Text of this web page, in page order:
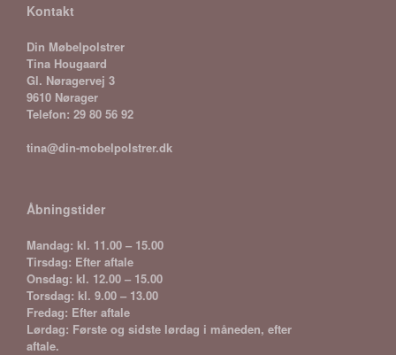
Kontakt
Din Møbelpolstrer
Tina Hougaard
Gl. Nøragervej 3
9610 Nørager
Telefon: 29 80 56 92
tina@din-mobelpolstrer.dk
Åbningstider
Mandag: kl. 11.00 – 15.00
Tirsdag: Efter aftale
Onsdag: kl. 12.00 – 15.00
Torsdag: kl. 9.00 – 13.00
Fredag: Efter aftale
Lørdag: Første og sidste lørdag i måneden, efter
aftale.